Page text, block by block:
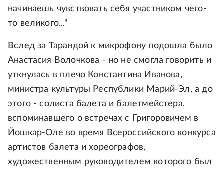
начинаешь чувствовать себя участником чего-
то великого..."
Вслед за Тарандой к микрофону подошла было
Анастасия Волочкова - но не смогла говорить и
уткнулась в плечо Константина Иванова,
министра культуры Республики Марий-Эл, а до
этого - солиста балета и балетмейстера,
вспоминавшего о встречах с Григоровичем в
Йошкар-Оле во время Всероссийского конкурса
артистов балета и хореографов,
художественным руководителем которого был